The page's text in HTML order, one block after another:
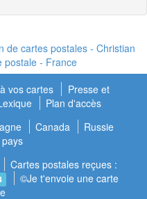
de cartes postales - Christian
postale - France
vos cartes
Presse et
Plan d'accès
Canada
Russie
Cartes postales reçues :
©Je t'envoie une carte